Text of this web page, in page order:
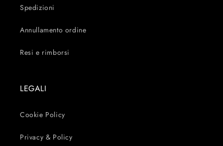
Spedizioni
Annullamento ordine
Resi e rimborsi
LEGALI
Cookie Policy
Privacy & Policy